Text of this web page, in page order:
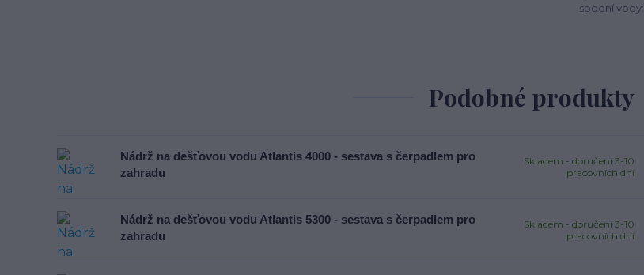
spodní vody:
Podobné produkty
Nádrž na dešťovou vodu Atlantis 4000 - sestava s čerpadlem pro
zahradu
Skladem - doručení 3-10
pracovních dní
Nádrž na dešťovou vodu Atlantis 5300 - sestava s čerpadlem pro
zahradu
Skladem - doručení 3-10
pracovních dní